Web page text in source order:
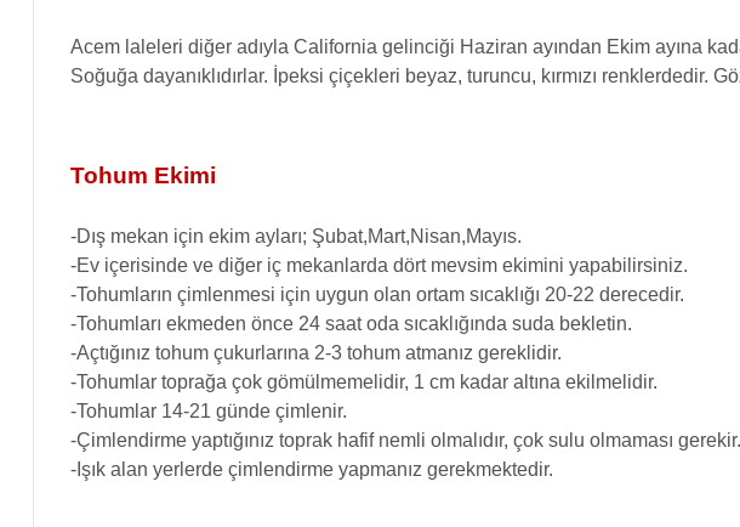
Acem laleleri diğer adıyla California gelinciği Haziran ayından Ekim ayına
Soğuğa dayanıklıdırlar. İpeksi çiçekleri beyaz, turuncu, kırmızı renklerdedir.
Tohum Ekimi
-Dış mekan için ekim ayları; Şubat,Mart,Nisan,Mayıs.
-Ev içerisinde ve diğer iç mekanlarda dört mevsim ekimini yapabilirsiniz.
-Tohumların çimlenmesi için uygun olan ortam sıcaklığı 20-22 derecedir.
-Tohumları ekmeden önce 24 saat oda sıcaklığında suda bekletin.
-Açtığınız tohum çukurlarına 2-3 tohum atmanız gereklidir.
-Tohumlar toprağa çok gömülmemelidir, 1 cm kadar altına ekilmelidir.
-Tohumlar 14-21 günde çimlenir.
-Çimlendirme yaptığınız toprak hafif nemli olmalıdır, çok sulu olmaması gerekir.
-Işık alan yerlerde çimlendirme yapmanız gerekmektedir.